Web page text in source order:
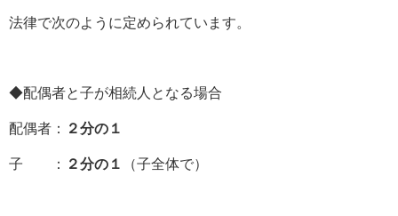
法律で次のように定められています。
◆配偶者と子が相続人となる場合
配偶者： ２分の１
子 ： ２分の１ （子全体で）